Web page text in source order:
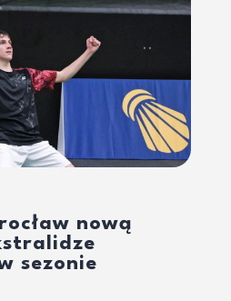
nową
sezonie